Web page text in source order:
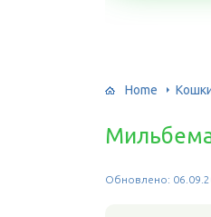
Home
Обновлено: